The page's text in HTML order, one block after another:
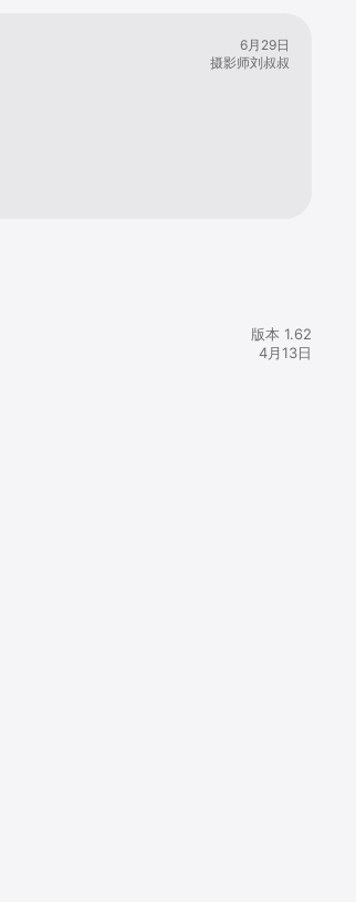
6月29日
摄影师刘叔叔
版本 1.62
4月13日